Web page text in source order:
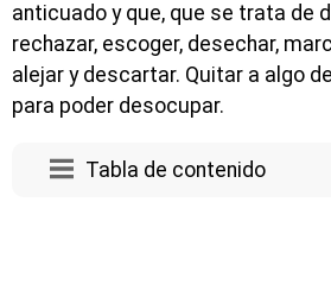
anticuado y que, que se trata de
rechazar, escoger, desechar,
alejar y descartar. Quitar a algo del
para poder desocupar.
Tabla de contenido